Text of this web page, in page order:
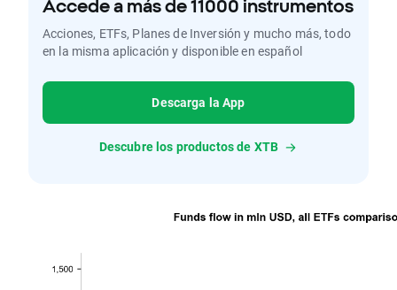
Accede a más de 11000 instrumentos
Acciones, ETFs, Planes de Inversión y mucho más, todo
en la misma aplicación y disponible en español
Descarga la App
Descubre los productos de XTB